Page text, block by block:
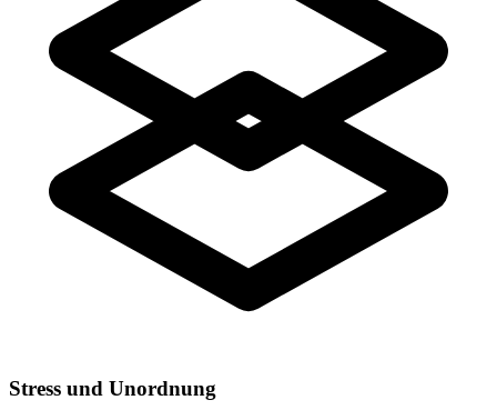
Stress und Unordnung